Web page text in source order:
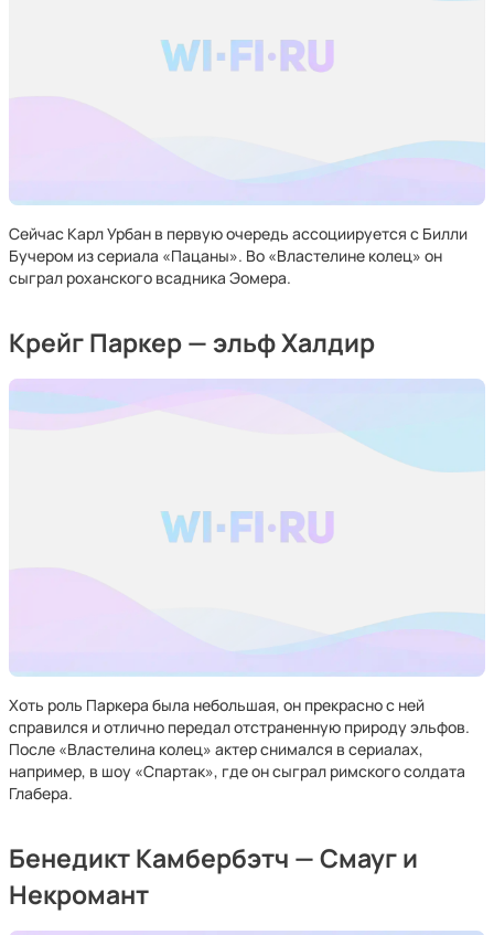
Сейчас Карл Урбан в первую очередь ассоциируется с Билли
Бучером из сериала «Пацаны». Во «Властелине колец» он
сыграл роханского всадника Эомера.
Крейг Паркер — эльф Халдир
Хоть роль Паркера была небольшая, он прекрасно с ней
справился и отлично передал отстраненную природу эльфов.
После «Властелина колец» актер снимался в сериалах,
например, в шоу «Спартак», где он сыграл римского солдата
Глабера.
Бенедикт Камбербэтч — Смауг и
Некромант